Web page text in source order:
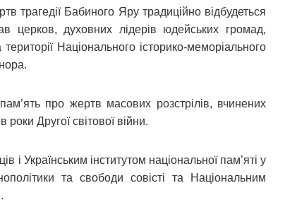
трагедії Бабиного Яру традиційно відбудеться
церков, духовних лідерів юдейських громад,
Національного історико-меморіального
про жертв масових розстрілів, вчинених
Другої світової війни.
і Українським інститутом національної пам’яті у
та свободи совісті та Національним